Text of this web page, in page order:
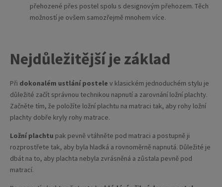
přehozené přes postel spolu s designovým přehozem. Těch
možností je ovšem samozřejmě mnohem více.
Nejdůležitější je základ
Při dokonalém ustlání postele v klasickém jednoduchém stylu je
důležité začít správnou technikou napnutí a zarovnání ložní plachty.
Začněte tím, že položíte ložní plachtu na matraci tak, aby rohy ložní
plachty dobře kryly rohy matrace.
Ložní plachtu pak pevně vtáhněte pod matraci a postupně ji
rozprostřete tak, aby byla hladká a rovnoměrně napnutá. Důležité je
dbát na to, aby plachta nebyla zvrásněná a zůstala pevně pod
matrací.